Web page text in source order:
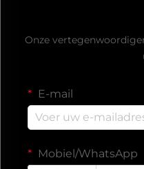
Onze
E-mail
Mobiel/WhatsApp